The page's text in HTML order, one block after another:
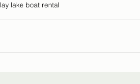
lay lake boat rental